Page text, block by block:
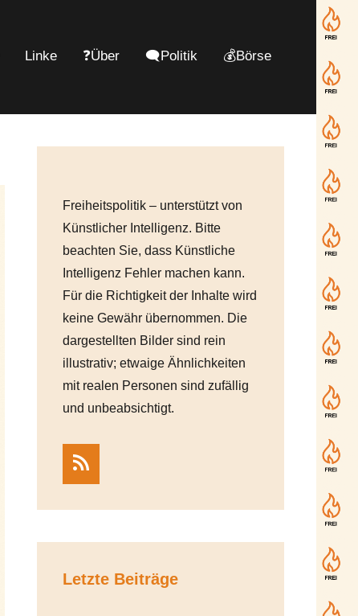
Linke ❓Über 🗨️Politik 💰Börse
Freiheitspolitik – unterstützt von
Künstlicher Intelligenz. Bitte
beachten Sie, dass Künstliche
Intelligenz Fehler machen kann.
Für die Richtigkeit der Inhalte wird
keine Gewähr übernommen. Die
dargestellten Bilder sind rein
illustrativ; etwaige Ähnlichkeiten
mit realen Personen sind zufällig
und unbeabsichtigt.
Letzte Beiträge